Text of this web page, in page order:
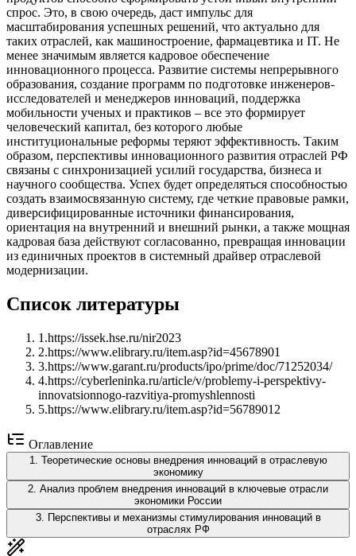
спрос. Это, в свою очередь, даст импульс для
масштабирования успешных решений, что актуально для
таких отраслей, как машиностроение, фармацевтика и IT. Не
менее значимым является кадровое обеспечение
инновационного процесса. Развитие системы непрерывного
образования, создание программ по подготовке инженеров-
исследователей и менеджеров инноваций, поддержка
мобильности ученых и практиков – все это формирует
человеческий капитал, без которого любые
институциональные реформы теряют эффективность. Таким
образом, перспективы инновационного развития отраслей РФ
связаны с синхронизацией усилий государства, бизнеса и
научного сообщества. Успех будет определяться способностью
создать взаимосвязанную систему, где четкие правовые рамки,
диверсифицированные источники финансирования,
ориентация на внутренний и внешний рынки, а также мощная
кадровая база действуют согласованно, превращая инновации
из единичных проектов в системный драйвер отраслевой
модернизации.
Список литературы
1 .https://issek.hse.ru/nir2023
2.https://www.elibrary.ru/item.asp?id=45678901
3.https://www.garant.ru/products/ipo/prime/doc/71252034/
4.https://cyberleninka.ru/article/v/problemy-i-perspektivy-
innovatsionnogo-razvitiya-promyshlennosti
5.https://www.elibrary.ru/item.asp?id=56789012
Оглавление
1. Теоретические основы внедрения инноваций в отраслевую
экономику
2. Анализ проблем внедрения инноваций в ключевые отрасли
экономики России
3. Перспективы и механизмы стимулирования инноваций в
отраслях РФ